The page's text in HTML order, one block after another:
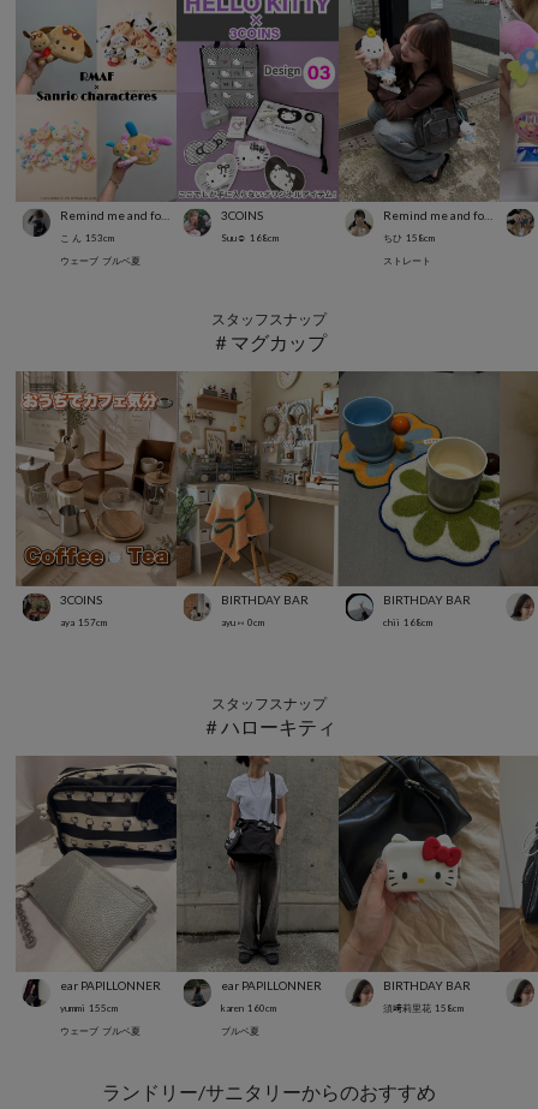
こ ん 153cm
ウェーブ ブルベ夏
3COINS
Suu☺︎ 168cm
Remind me and forever
ちひ 158cm
ストレート
スタッフスナップ
＃マグカップ
3COINS
aya 157cm
BIRTHDAY BAR
ayu ⑅ 0cm
BIRTHDAY BAR
chii 168cm
スタッフスナップ
＃ハローキティ
ear PAPILLONNER
yummi 155cm
ウェーブ ブルベ夏
ear PAPILLONNER
karen 160cm
ブルベ夏
BIRTHDAY BAR
須﨑莉里花 158cm
ランドリー/サニタリーからのおすすめ